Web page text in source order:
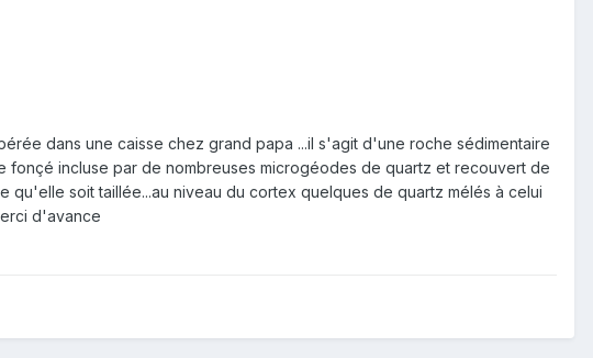
dans une caisse chez grand papa ...il s'agit d'une roche sédimentaire
incluse par de nombreuses microgéodes de quartz et recouvert de
soit taillée...au niveau du cortex quelques de quartz mélés à celui
d'avance